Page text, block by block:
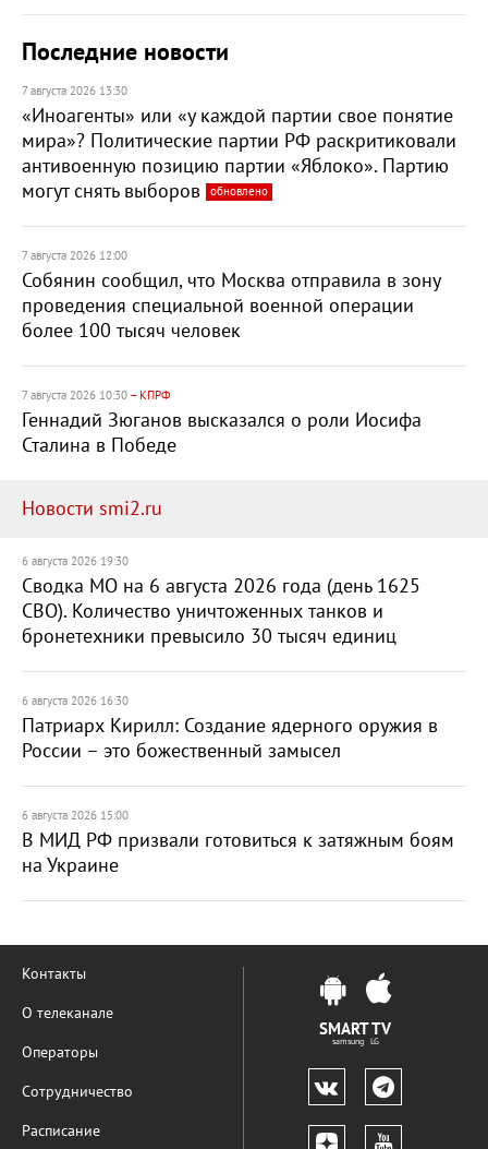
Последние новости
7 августа 2026 13:30
«Иноагенты» или «у каждой партии свое понятие
мира»? Политические партии РФ раскритиковали
антивоенную позицию партии «Яблоко». Партию
могут снять выборов
обновлено
7 августа 2026 12:00
Собянин сообщил, что Москва отправила в зону
проведения специальной военной операции
более 100 тысяч человек
7 августа 2026 10:30 – КПРФ
Геннадий Зюганов высказался о роли Иосифа
Сталина в Победе
Новости smi2.ru
6 августа 2026 19:30
Сводка МО на 6 августа 2026 года (день 1625
СВО). Количество уничтоженных танков и
бронетехники превысило 30 тысяч единиц
6 августа 2026 16:30
Патриарх Кирилл: Создание ядерного оружия в
России – это божественный замысел
6 августа 2026 15:00
В МИД РФ призвали готовиться к затяжным боям
на Украине
Контакты
О телеканале
Операторы
Сотрудничество
Расписание
SMART TV
samsung LG